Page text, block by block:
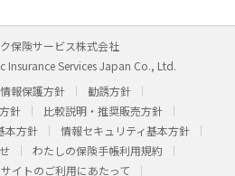
保険サービス株式会社
Services Japan Co., Ltd.
報保護方針
勧誘方針
針
比較説明・推奨販売方針
本方針
情報セキュリティ基本方針
わたしの保険手帳利用規約
サイトのご利用にあたって